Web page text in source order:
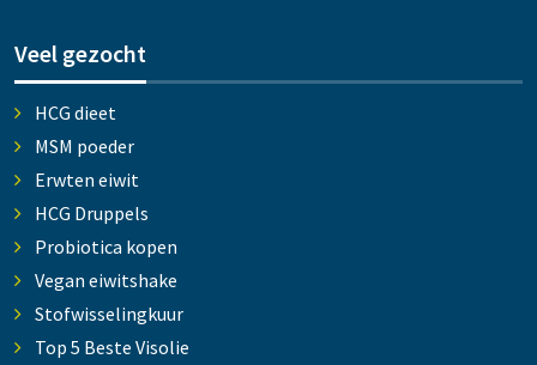
Veel gezocht
HCG dieet
MSM poeder
Erwten eiwit
HCG Druppels
Probiotica kopen
Vegan eiwitshake
Stofwisselingkuur
Top 5 Beste Visolie